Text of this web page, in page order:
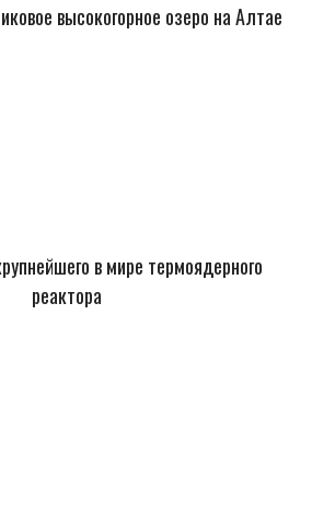
высокогорное озеро на Алтае
в мире термоядерного
реактора